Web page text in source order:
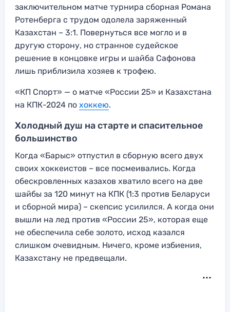
заключительном матче турнира сборная Романа
Ротенберга с трудом одолела заряженный
Казахстан – 3:1. Повернуться все могло и в
другую сторону, но странное судейское
решение в концовке игры и шайба Сафонова
лишь приблизила хозяев к трофею.
«КП Спорт» — о матче «России 25» и Казахстана
на КПК-2024 по хоккею.
Холодный душ на старте и спасительное
большинство
Когда «Барыс» отпустил в сборную всего двух
своих хоккеистов – все посмеивались. Когда
обескровленных казахов хватило всего на две
шайбы за 120 минут на КПК (1:3 против Беларуси
и сборной мира) – скепсис усилился. А когда они
вышли на лед против «России 25», которая еще
не обеспечила себе золото, исход казался
слишком очевидным. Ничего, кроме избиения,
Казахстану не предвещали.